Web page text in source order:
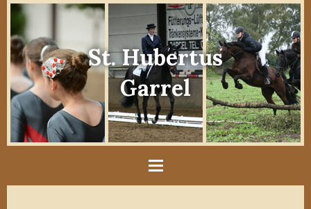
St. Hubertus
Garrel